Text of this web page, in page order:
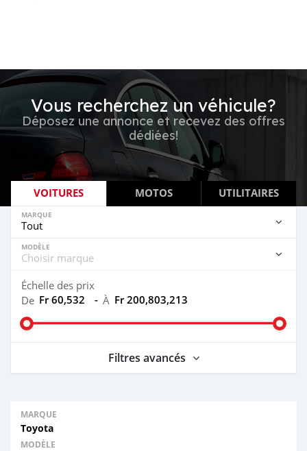
Vous recherchez un véhicule?
Déposez une annonce et recevez des offres
dédiées!
VOITURES MOTOS UTILITAIRES
MARQUE
MODÈLE
Échelle des prix
De Fr 60,532 - À Fr 200,803,213
Filtres avancés
MARQUE
Toyota
MODÈLE